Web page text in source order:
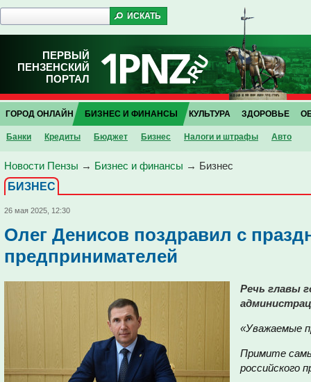
ПЕРВЫЙ
ПЕНЗЕНСКИЙ
ПОРТАЛ
ГОРОД ОНЛАЙН БИЗНЕС И ФИНАНСЫ
Банки Кредиты Бюджет Бизнес Налоги и штрафы Авто
КУЛЬТУРА ЗДОРОВЬЕ
Новости Пензы → Бизнес и финансы → Бизнес
БИЗНЕС
26 мая 2025, 12:30
Олег Денисов поздравил с
предпринимателей
Речь главы
«Уважаемые
Примите
российского